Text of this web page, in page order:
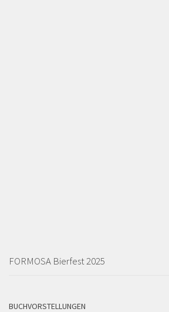
FORMOSA Bierfest 2025
BUCHVORSTELLUNGEN